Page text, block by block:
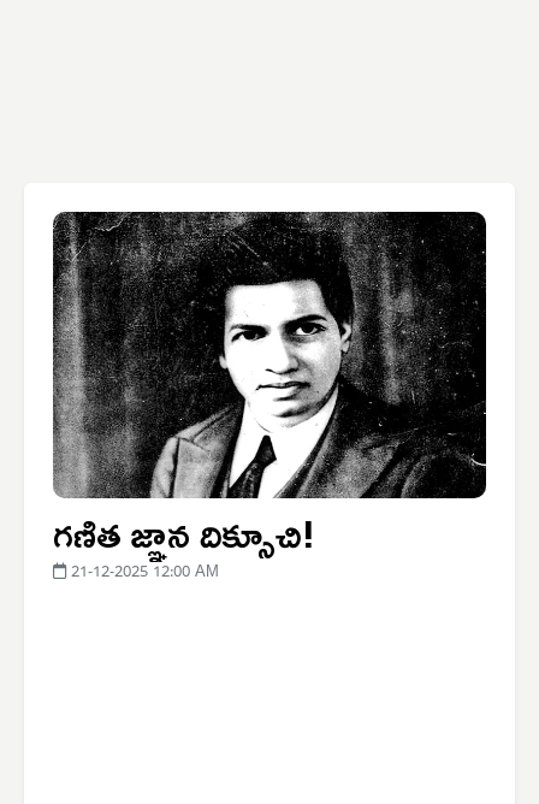
గణిత జ్ఞాన దిక్సూచి!
21-12-2025 12:00 AM